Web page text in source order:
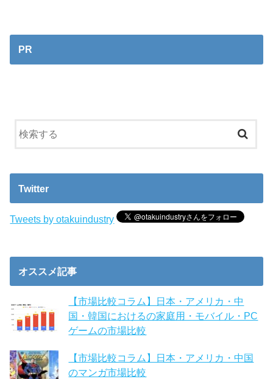
PR
Twitter
Tweets by otakuindustry
オススメ記事
【市場比較コラム】日本・アメリカ・中
国・韓国におけるの家庭用・モバイル・PC
ゲームの市場比較
【市場比較コラム】日本・アメリカ・中国
のマンガ市場比較